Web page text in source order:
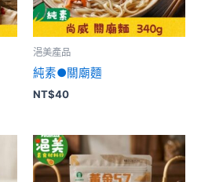
浥美產品
純素●關廟麵
NT$40